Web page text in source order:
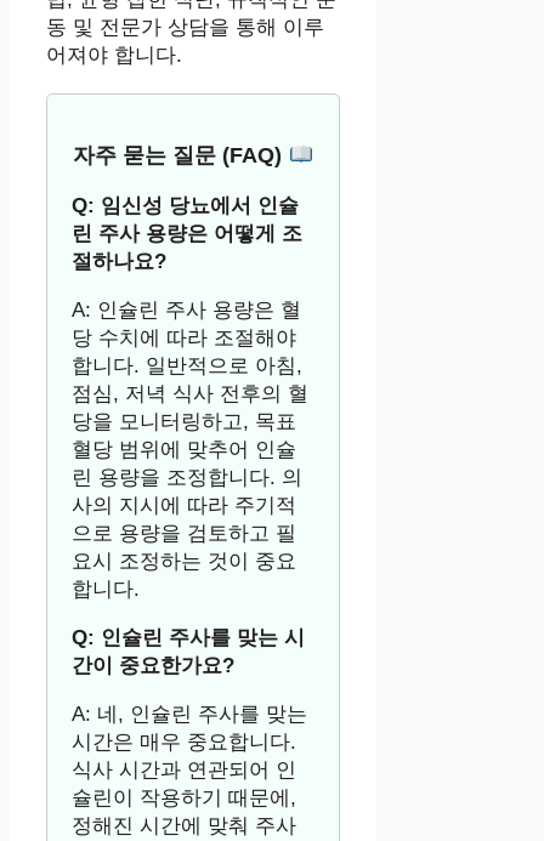
동 및 전문가 상담을 통해 이루
어져야 합니다.
자주 묻는 질문 (FAQ)
Q: 임신성 당뇨에서 인슐
린 주사 용량은 어떻게 조
절하나요?
A: 인슐린 주사 용량은 혈
당 수치에 따라 조절해야
합니다. 일반적으로 아침,
점심, 저녁 식사 전후의 혈
당을 모니터링하고, 목표
혈당 범위에 맞추어 인슐
린 용량을 조정합니다. 의
사의 지시에 따라 주기적
으로 용량을 검토하고 필
요시 조정하는 것이 중요
합니다.
Q: 인슐린 주사를 맞는 시
간이 중요한가요?
A: 네, 인슐린 주사를 맞는
시간은 매우 중요합니다.
식사 시간과 연관되어 인
슐린이 작용하기 때문에,
정해진 시간에 맞춰 주사